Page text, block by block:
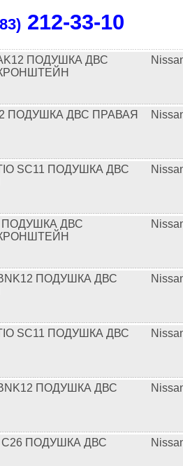
212‑33‑10
ПОДУШКА ДВС
ПОДУШКА ДВС ПРАВАЯ
SC11 ПОДУШКА ДВС
ПОДУШКА ДВС
ПОДУШКА ДВС
SC11 ПОДУШКА ДВС
ПОДУШКА ДВС
C26 ПОДУШКА ДВС